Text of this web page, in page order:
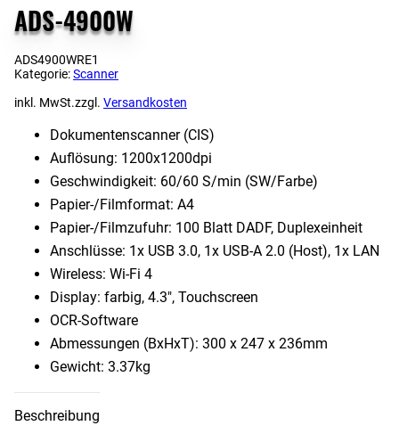
ADS-4900W
ADS4900WRE1
Kategorie:Scanner
inkl. MwSt.zzgl. Versandkosten
Dokumentenscanner (CIS)
Auflösung: 1200x1200dpi
Geschwindigkeit: 60/​60 S/​min (SW/​Farbe)
Papier-/Filmformat: A4
Papier-/Filmzufuhr: 100 Blatt DADF, Duplexeinheit
Anschlüsse: 1x USB 3.0, 1x USB-A 2.0 (Host), 1x LAN
Wireless: Wi-Fi 4
Display: farbig, 4.3″, Touchscreen
OCR-Software
Abmessungen (BxHxT): 300 x 247 x 236mm
Gewicht: 3.37kg
Beschreibung